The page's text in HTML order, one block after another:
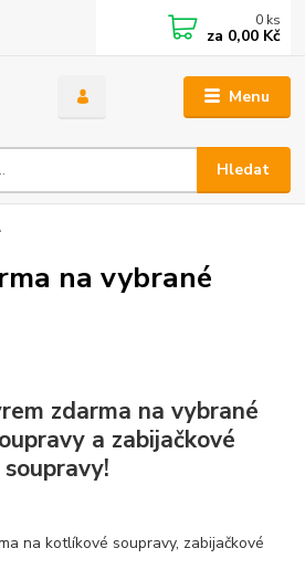
Menu
Hledat
0 ks
za 0,00 Kč
na vybrané
zdarma na vybrané
a zabijačkové
soupravy!